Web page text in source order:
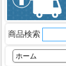
商品検索
ホーム